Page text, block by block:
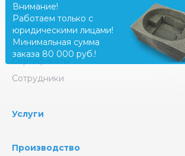
Блог
Новости
Вакансии
Сотрудники
Услуги
Производство
Внимание!
Работаем только с
юридическими лицами!
Минимальная сумма
заказа 80 000 руб.!